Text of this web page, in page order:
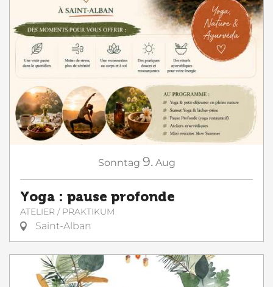
Sonntag 9. Aug
Yoga : pause profonde
ATELIER / PRAKTIKUM
Saint-Alban